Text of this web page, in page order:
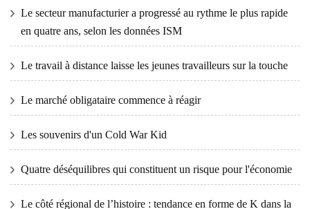
Le secteur manufacturier a progressé au rythme le plus rapide
en quatre ans, selon les données ISM
Le travail à distance laisse les jeunes travailleurs sur la touche
Le marché obligataire commence à réagir
Les souvenirs d'un Cold War Kid
Quatre déséquilibres qui constituent un risque pour l'économie
Le côté régional de l’histoire : tendance en forme de K dans la